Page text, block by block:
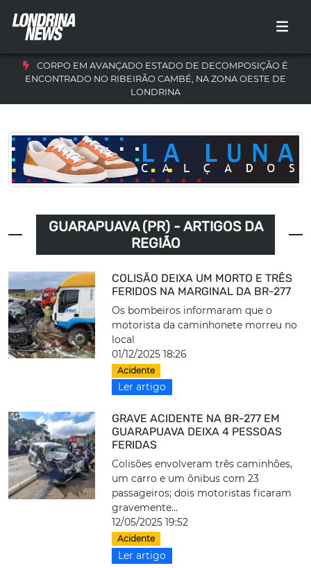
CORPO EM AVANÇADO ESTADO DE DECOMPOSIÇÃO É
ENCONTRADO NO RIBEIRÃO CAMBÉ, NA ZONA OESTE DE
LONDRINA
GUARAPUAVA (PR) - ARTIGOS DA
REGIÃO
COLISÃO DEIXA UM MORTO E TRÊS
FERIDOS NA MARGINAL DA BR-277
Os bombeiros informaram que o
motorista da caminhonete morreu no
local
01/12/2025 18:26
Acidente
Ler artigo
GRAVE ACIDENTE NA BR-277 EM
GUARAPUAVA DEIXA 4 PESSOAS
FERIDAS
Colisões envolveram três caminhões,
um carro e um ônibus com 23
passageiros; dois motoristas ficaram
gravemente...
12/05/2025 19:52
Acidente
Ler artigo